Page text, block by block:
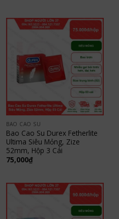
BAO CAO SU
Bao Cao Su Durex Fetherlite
Ultima Siêu Mỏng, Zize
52mm, Hộp 3 Cái
75,000₫